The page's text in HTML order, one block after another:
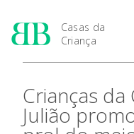
Casas da
Criança
Criança
Pensamento Pedagógico
Bissaya Barreto
Joaquina Barreto Rosa
Maria do Resgate Salazar
Admissão
Período de Inscrição
Crianças da
Julião